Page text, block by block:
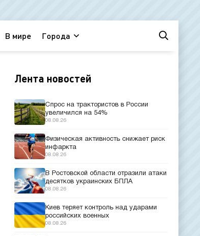
В мире Города
Лента новостей
Спрос на трактористов в России
увеличился на 54%
08.08.26
Физическая активность снижает риск
инфаркта
08.08.26
В Ростовской области отразили атаки
десятков украинских БПЛА
08.08.26
Киев теряет контроль над ударами
российских военных
08.08.26